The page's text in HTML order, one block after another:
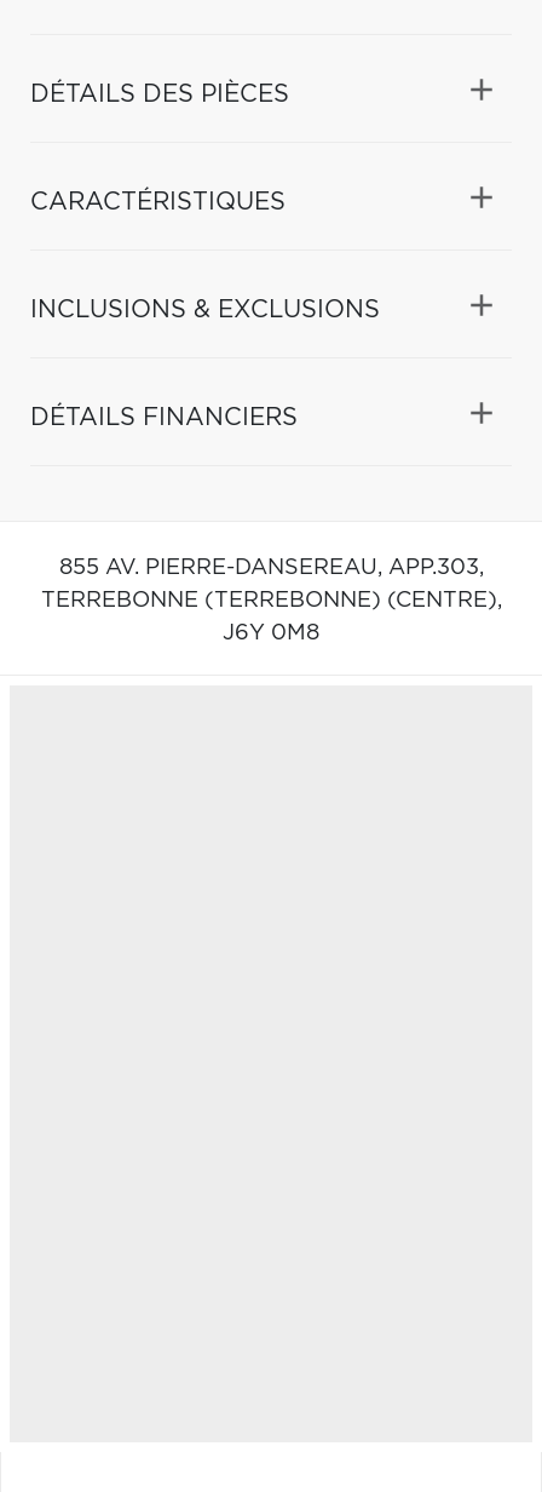
DÉTAILS DES PIÈCES
CARACTÉRISTIQUES
INCLUSIONS & EXCLUSIONS
DÉTAILS FINANCIERS
855 AV. PIERRE-DANSEREAU, APP.303,
TERREBONNE (TERREBONNE) (CENTRE),
J6Y 0M8